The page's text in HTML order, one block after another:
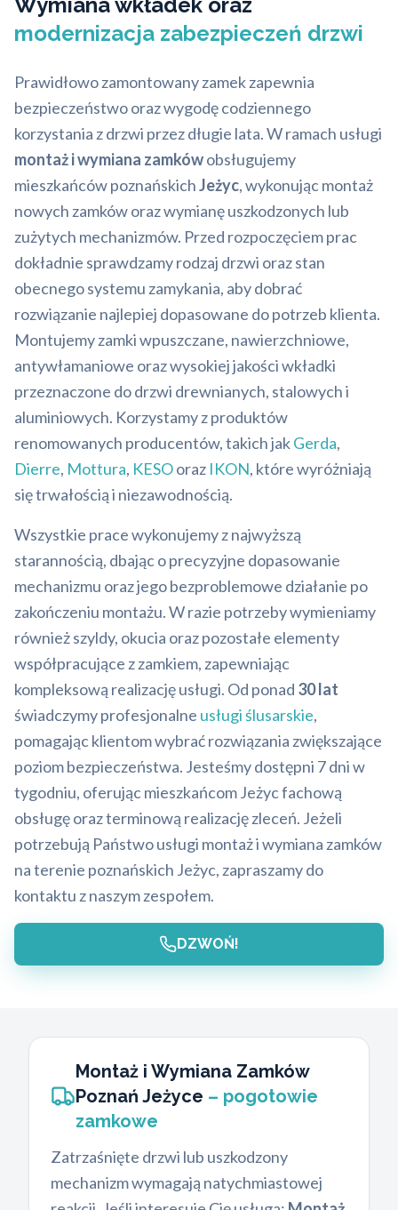
modernizacja zabezpieczeń drzwi
Prawidłowo zamontowany zamek zapewnia
bezpieczeństwo oraz wygodę codziennego
korzystania z drzwi przez długie lata. W ramach usługi
montaż i wymiana zamkówobsługujemy
mieszkańców poznańskichJeżyc, wykonując montaż
nowych zamków oraz wymianę uszkodzonych lub
zużytych mechanizmów. Przed rozpoczęciem prac
dokładnie sprawdzamy rodzaj drzwi oraz stan
obecnego systemu zamykania, aby dobrać
rozwiązanie najlepiej dopasowane do potrzeb klienta.
Montujemy zamki wpuszczane, nawierzchniowe,
antywłamaniowe oraz wysokiej jakości wkładki
przeznaczone do drzwi drewnianych, stalowych i
aluminiowych. Korzystamy z produktów
renomowanych producentów, takich jakGerda,
Dierre, Mottura, KESOoraz IKON, które wyróżniają
się trwałością i niezawodnością.
Wszystkie prace wykonujemy z najwyższą
starannością, dbając o precyzyjne dopasowanie
mechanizmu oraz jego bezproblemowe działanie po
zakończeniu montażu. W razie potrzeby wymieniamy
również szyldy, okucia oraz pozostałe elementy
współpracujące z zamkiem, zapewniając
kompleksową realizację usługi. Od ponad 30 lat
świadczymy profesjonalne usługi ślusarskie,
pomagając klientom wybrać rozwiązania zwiększające
poziom bezpieczeństwa. Jesteśmy dostępni 7 dni w
tygodniu, oferując mieszkańcom Jeżyc fachową
obsługę oraz terminową realizację zleceń. Jeżeli
potrzebują Państwo usługi montaż i wymiana zamków
na terenie poznańskich Jeżyc, zapraszamy do
kontaktu z naszym zespołem.
DZWOŃ!
Montaż i Wymiana Zamków
Poznań Jeżyce – pogotowie
zamkowe
Zatrzaśnięte drzwi lub uszkodzony
mechanizm wymagają natychmiastowej